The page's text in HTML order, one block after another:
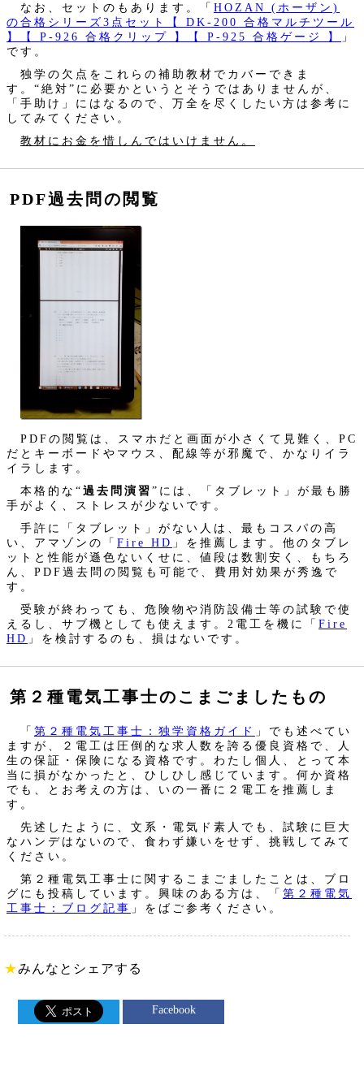
なお、セットのもあります。「 HOZAN (ホーザン)
の合格シリーズ3点セット【 DK-200 合格マルチツール
】【 P-926 合格クリップ 】【 P-925 合格ゲージ 】
」
です。
独学の欠点をこれらの補助教材でカバーできま
す。“絶対”に必要かというとそうではありませんが、
「手助け」にはなるので、万全を尽くしたい方は参考に
してみてください。
教材にお金を惜しんではいけません。
PDF過去問の閲覧
PDFの閲覧は、スマホだと画面が小さくて見難く、PC
だとキーボードやマウス、配線等が邪魔で、かなりイラ
イラします。
本格的な“過去問演習”には、「タブレット」が最も勝
手がよく、ストレスが少ないです。
手許に「タブレット」がない人は、最もコスパの高
い、アマゾンの「 Fire HD 」を推薦します。他のタブレ
ットと性能が遜色ないくせに、値段は数割安く、もちろ
ん、PDF過去問の閲覧も可能で、費用対効果が秀逸で
す。
受験が終わっても、危険物や消防設備士等の試験で使
えるし、サブ機としても使えます。2電工を機に「 Fire
HD 」を検討するのも、損はないです。
第２種電気工事士のこまごましたもの
「 第２種電気工事士：独学資格ガイド
」でも述べてい
ますが、２電工は圧倒的な求人数を誇る優良資格で、人
生の保証・保険になる資格です。わたし個人、とって本
当に損がなかったと、ひしひし感じています。何か資格
でも、とお考えの方は、いの一番に２電工を推薦しま
す。
先述したように、文系・電気ド素人でも、試験に巨大
なハンデはないので、食わず嫌いをせず、挑戦してみて
ください。
第２種電気工事士に関するこまごましたことは、ブロ
グにも投稿しています。興味のある方は、「 第２種電気
工事士：ブログ記事 」をばご参考ください。
★みんなとシェアする
Facebook